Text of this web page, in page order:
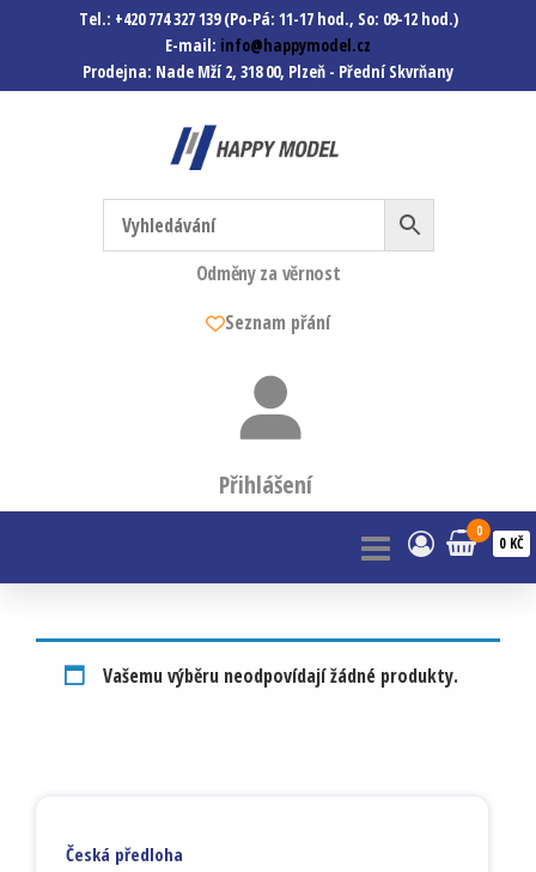
Tel.: +420 774 327 139 (Po-Pá: 11-17 hod., So: 09-12 hod.)
E-mail: info@happymodel.cz
Prodejna: Nade Mží 2, 318 00, Plzeň - Přední Skvrňany
Happymodel.cz
Modely autíček, modelová
železnice, mašinky, vagóny a
mnohem víc.
Odměny za věrnost
Seznam přání
Přihlášení
0
0 KČ
Vašemu výběru neodpovídají žádné produkty.
Česká předloha